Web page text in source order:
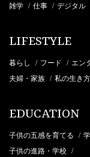
雑学 / 仕事 / デジタル
LIFESTYLE
暮らし / フード / エン
夫婦・家族 / 私の生き方
EDUCATION
子供の五感を育てる /
子供の進路・学校 /